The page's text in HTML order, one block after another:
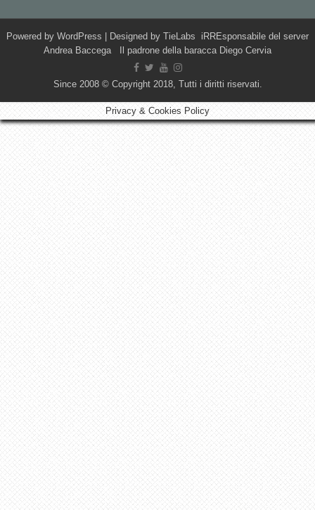
Powered by WordPress | Designed by TieLabs iRREsponsabile del server
Andrea Baccega Il padrone della baracca Diego Cervia
Since 2008 © Copyright 2018, Tutti i diritti riservati.
Privacy & Cookies Policy